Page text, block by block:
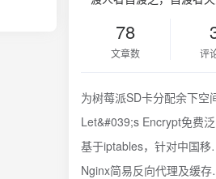
件夹
78
文章数 评
为树莓派SD卡分配余下空
基于iptables，针
Nginx